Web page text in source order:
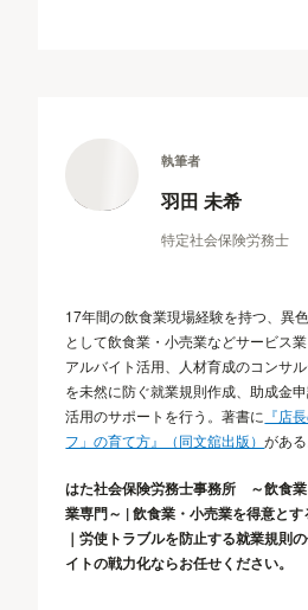
執筆者
羽田 未希
特定社会保険労務士
17年間の飲食業現場経験を持つ、異
として飲食業・小売業などサービス
アルバイト活用、人材育成のコンサ
を未然に防ぐ就業規則作成、助成金
活用のサポートを行う。著書に 『店
フ」の育て方』（同文舘出版）がある
はた社会保険労務士事務所 ～飲食
業専門～ | 飲食業・小売業を得意と
｜労使トラブルを防止する就業規則
イトの戦力化ならお任せください。